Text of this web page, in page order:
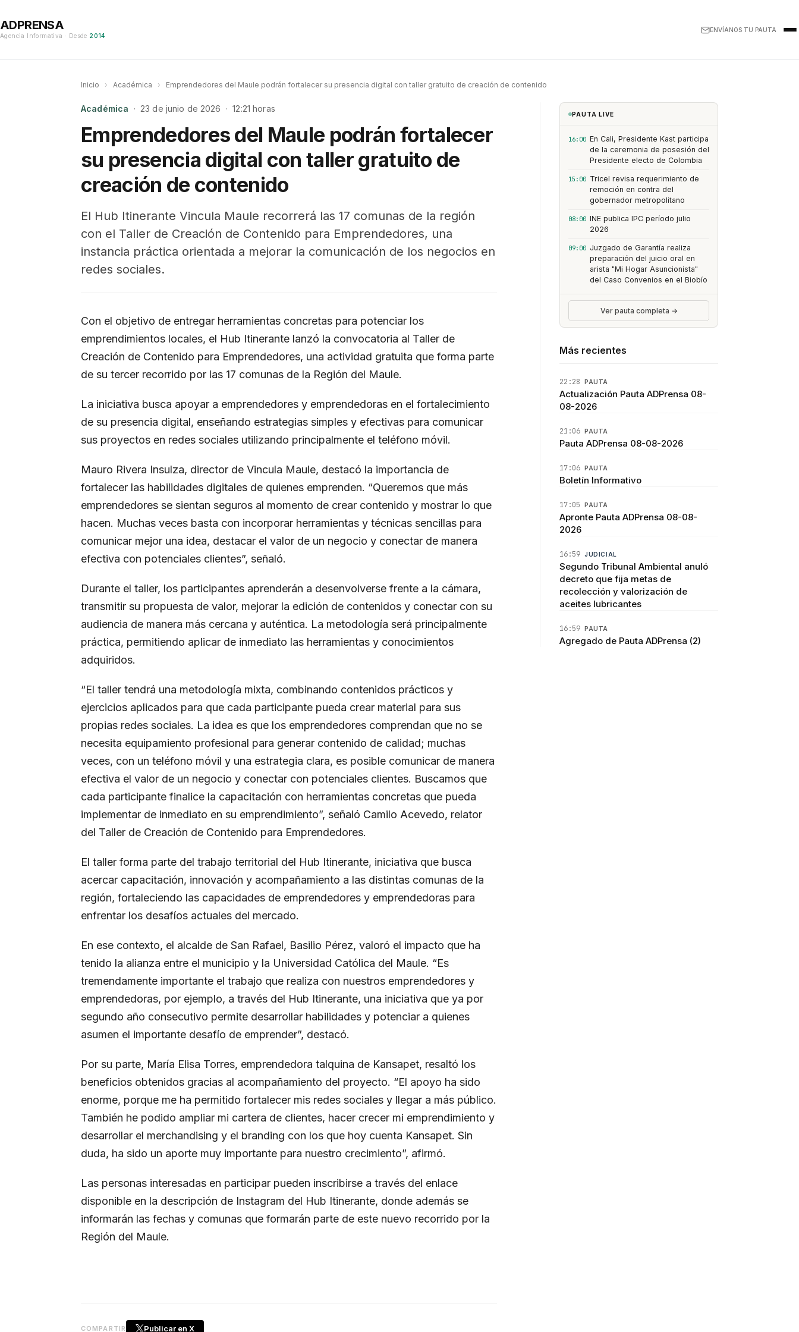
ADPRENSA
Agencia Informativa · Desde 2014
ENVÍANOS TU PAUTA
Inicio › Académica › Emprendedores del Maule podrán fortalecer su presencia digital con taller gratuito de creación de contenido
Académica · 23 de junio de 2026 · 12:21 horas
Emprendedores del Maule podrán fortalecer
su presencia digital con taller gratuito de
creación de contenido
El Hub Itinerante Vincula Maule recorrerá las 17 comunas de la región
con el Taller de Creación de Contenido para Emprendedores, una
instancia práctica orientada a mejorar la comunicación de los negocios en
redes sociales.
Con el objetivo de entregar herramientas concretas para potenciar los
emprendimientos locales, el Hub Itinerante lanzó la convocatoria al Taller de
Creación de Contenido para Emprendedores, una actividad gratuita que forma parte
de su tercer recorrido por las 17 comunas de la Región del Maule.
La iniciativa busca apoyar a emprendedores y emprendedoras en el fortalecimiento
de su presencia digital, enseñando estrategias simples y efectivas para comunicar
sus proyectos en redes sociales utilizando principalmente el teléfono móvil.
Mauro Rivera Insulza, director de Vincula Maule, destacó la importancia de
fortalecer las habilidades digitales de quienes emprenden. “Queremos que más
emprendedores se sientan seguros al momento de crear contenido y mostrar lo que
hacen. Muchas veces basta con incorporar herramientas y técnicas sencillas para
comunicar mejor una idea, destacar el valor de un negocio y conectar de manera
efectiva con potenciales clientes”, señaló.
Durante el taller, los participantes aprenderán a desenvolverse frente a la cámara,
transmitir su propuesta de valor, mejorar la edición de contenidos y conectar con su
audiencia de manera más cercana y auténtica. La metodología será principalmente
práctica, permitiendo aplicar de inmediato las herramientas y conocimientos
adquiridos.
“El taller tendrá una metodología mixta, combinando contenidos prácticos y
ejercicios aplicados para que cada participante pueda crear material para sus
propias redes sociales. La idea es que los emprendedores comprendan que no se
necesita equipamiento profesional para generar contenido de calidad; muchas
veces, con un teléfono móvil y una estrategia clara, es posible comunicar de manera
efectiva el valor de un negocio y conectar con potenciales clientes. Buscamos que
cada participante finalice la capacitación con herramientas concretas que pueda
implementar de inmediato en su emprendimiento”, señaló Camilo Acevedo, relator
del Taller de Creación de Contenido para Emprendedores.
El taller forma parte del trabajo territorial del Hub Itinerante, iniciativa que busca
acercar capacitación, innovación y acompañamiento a las distintas comunas de la
región, fortaleciendo las capacidades de emprendedores y emprendedoras para
enfrentar los desafíos actuales del mercado.
En ese contexto, el alcalde de San Rafael, Basilio Pérez, valoró el impacto que ha
tenido la alianza entre el municipio y la Universidad Católica del Maule. “Es
tremendamente importante el trabajo que realiza con nuestros emprendedores y
emprendedoras, por ejemplo, a través del Hub Itinerante, una iniciativa que ya por
segundo año consecutivo permite desarrollar habilidades y potenciar a quienes
asumen el importante desafío de emprender”, destacó.
Por su parte, María Elisa Torres, emprendedora talquina de Kansapet, resaltó los
beneficios obtenidos gracias al acompañamiento del proyecto. “El apoyo ha sido
enorme, porque me ha permitido fortalecer mis redes sociales y llegar a más público.
También he podido ampliar mi cartera de clientes, hacer crecer mi emprendimiento y
desarrollar el merchandising y el branding con los que hoy cuenta Kansapet. Sin
duda, ha sido un aporte muy importante para nuestro crecimiento”, afirmó.
Las personas interesadas en participar pueden inscribirse a través del enlace
disponible en la descripción de Instagram del Hub Itinerante, donde además se
informarán las fechas y comunas que formarán parte de este nuevo recorrido por la
Región del Maule.
COMPARTIR Publicar en X
PAUTA LIVE
16:00 En Cali, Presidente Kast participa
de la ceremonia de posesión del
Presidente electo de Colombia
15:00 Tricel revisa requerimiento de
remoción en contra del
gobernador metropolitano
08:00 INE publica IPC período julio
2026
09:00 Juzgado de Garantía realiza
preparación del juicio oral en
arista "Mi Hogar Asuncionista"
del Caso Convenios en el Biobío
Ver pauta completa →
Más recientes
22:28 PAUTA
Actualización Pauta ADPrensa 08-
08-2026
21:06 PAUTA
Pauta ADPrensa 08-08-2026
17:06 PAUTA
Boletín Informativo
17:05 PAUTA
Apronte Pauta ADPrensa 08-08-
2026
16:59 JUDICIAL
Segundo Tribunal Ambiental anuló
decreto que fija metas de
recolección y valorización de
aceites lubricantes
16:59 PAUTA
Agregado de Pauta ADPrensa (2)